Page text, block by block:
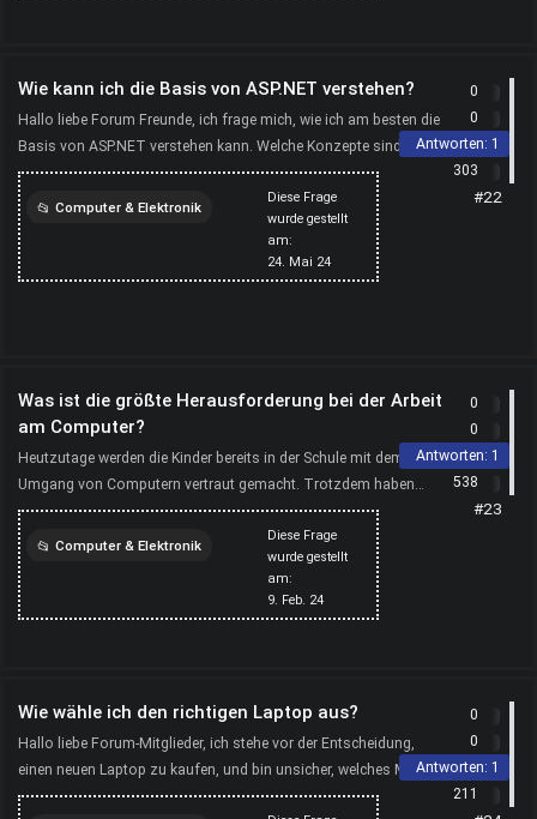
Wie kann ich die Basis von ASP.NET verstehen?
Hallo liebe Forum Freunde, ich frage mich, wie ich am besten die
Basis von ASP.NET verstehen kann. Welche Konzepte sind
essentiell und wie kann ich sie am effektivsten le...
Diese Frage
wurde gestellt
am:
24. Mai 24
Computer & Elektronik
0
0
Antworten: 1
303
#22
Was ist die größte Herausforderung bei der Arbeit
am Computer?
Heutzutage werden die Kinder bereits in der Schule mit dem
Umgang von Computern vertraut gemacht. Trotzdem haben
auch manche Erwachsene M&uuml;he, die sich st&auml;ndig w...
Diese Frage
wurde gestellt
am:
9. Feb. 24
Computer & Elektronik
0
0
Antworten: 1
538
#23
Wie wähle ich den richtigen Laptop aus?
Hallo liebe Forum-Mitglieder, ich stehe vor der Entscheidung,
einen neuen Laptop zu kaufen, und bin unsicher, welches Modell
am besten zu meinen Bedürfnissen passt. Habt ...
0
0
Antworten: 1
211